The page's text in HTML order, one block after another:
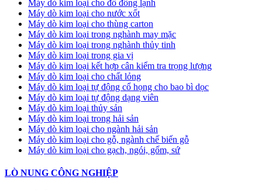
Máy dò kim loại cho đồ đông lạnh
Máy dò kim loại cho nước xốt
Máy dò kim loại cho thùng carton
Máy dò kim loại trong nghành may mặc
Máy dò kim loại trong nghành thủy tinh
Máy dò kim loại trong gia vị
Máy dò kim loại kết hợp cân kiểm tra trọng lượng
Máy dò kim loại cho chất lỏng
Máy dò kim loại tự động cổ họng cho bao bì dọc
Máy dò kim loại tự động dạng viên
Máy dò kim loại thủy sản
Máy dò kim loại trong hải sản
Máy dò kim loại cho ngành hải sản
Máy dò kim loại cho gỗ, ngành chế biến gỗ
Máy dò kim loại cho gạch, ngói, gốm, sứ
LÒ NUNG CÔNG NGHIỆP